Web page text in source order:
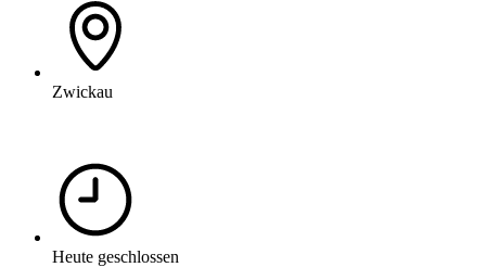
Zwickau
Heute geschlossen